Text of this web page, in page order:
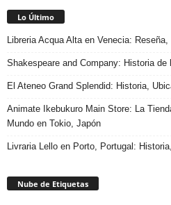
Lo Último
Libreria Acqua Alta en Venecia:
Shakespeare and Company: Historia
El Ateneo Grand Splendid: Historia,
Animate Ikebukuro Main Store: La
Mundo en Tokio, Japón
Livraria Lello en Porto, Portugal:
Nube de Etiquetas